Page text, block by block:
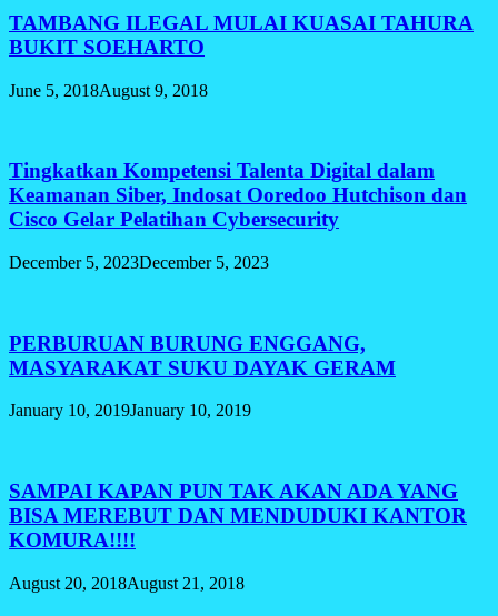
TAMBANG ILEGAL MULAI KUASAI TAHURA
BUKIT SOEHARTO
June 5, 2018August 9, 2018
Tingkatkan Kompetensi Talenta Digital dalam
Keamanan Siber, Indosat Ooredoo Hutchison dan
Cisco Gelar Pelatihan Cybersecurity
December 5, 2023December 5, 2023
PERBURUAN BURUNG ENGGANG,
MASYARAKAT SUKU DAYAK GERAM
January 10, 2019January 10, 2019
SAMPAI KAPAN PUN TAK AKAN ADA YANG
BISA MEREBUT DAN MENDUDUKI KANTOR
KOMURA!!!!
August 20, 2018August 21, 2018